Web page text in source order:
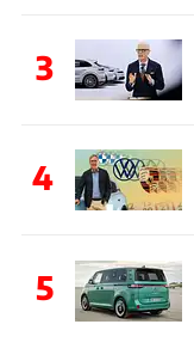
3
4
5